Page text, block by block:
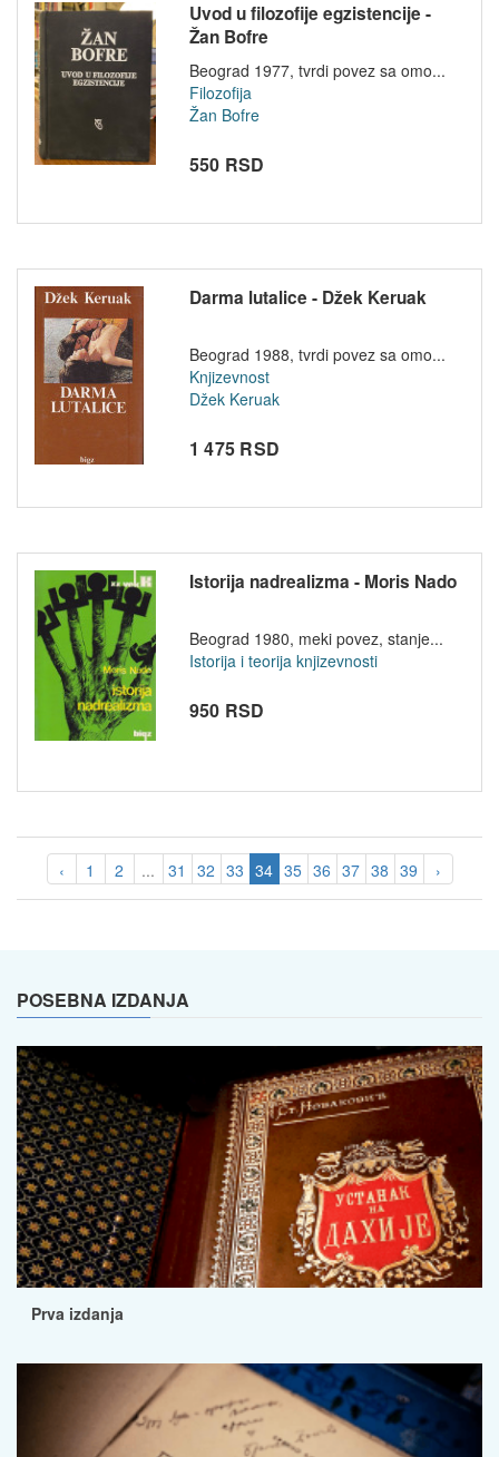
Uvod u filozofije egzistencije -
Žan Bofre
Beograd 1977, tvrdi povez sa omo...
Filozofija
Žan Bofre
550 RSD
Darma lutalice - Džek Keruak
Beograd 1988, tvrdi povez sa omo...
Knjizevnost
Džek Keruak
1 475 RSD
Istorija nadrealizma - Moris Nado
Beograd 1980, meki povez, stanje...
Istorija i teorija knjizevnosti
950 RSD
‹ 1 2 ... 31 32 33 34 35 36 37 38 39 ›
POSEBNA IZDANJA
Prva izdanja